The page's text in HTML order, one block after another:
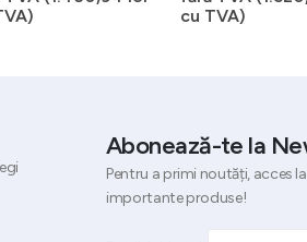
lei.
este:
cu TVA)
Abonează-te la
Pentru a primi noutăți, acces
importante produse!